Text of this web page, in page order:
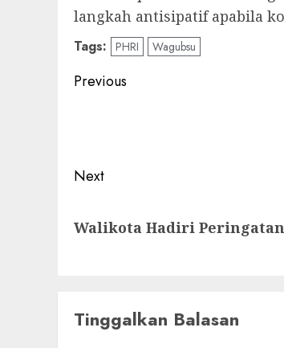
langkah antisipatif apabila
Tags: PHRI Wagubsu
Post
Previous
Next
post:
Walikota Hadiri
Tinggalkan Balasan